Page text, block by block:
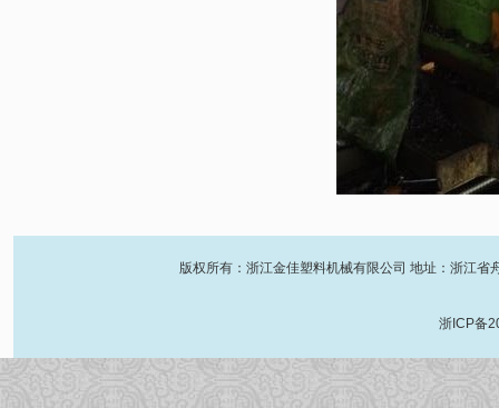
版权所有：浙江金佳塑料机械有限公司 地址：浙江
浙ICP备